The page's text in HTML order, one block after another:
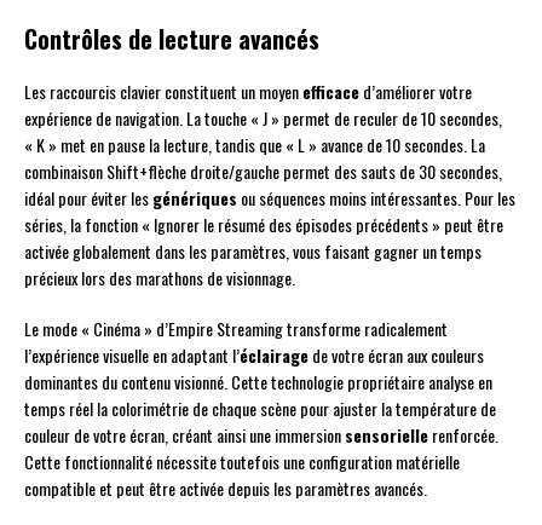
Contrôles de lecture avancés
Les raccourcis clavier constituent un moyenefficaced’améliorer votre
expérience de navigation. La touche « J » permet de reculer de 10 secondes,
« K » met en pause la lecture, tandis que « L » avance de 10 secondes. La
combinaison Shift+flèche droite/gauche permet des sauts de 30 secondes,
idéal pour éviter lesgénériques ou séquences moins intéressantes. Pour les
séries, la fonction « Ignorer le résumé des épisodes précédents » peut être
activée globalement dans les paramètres, vous faisant gagner un temps
précieux lors des marathons de visionnage.
Le mode « Cinéma » d’Empire Streaming transforme radicalement
l’expérience visuelle en adaptant l’éclairagede votre écran aux couleurs
dominantes du contenu visionné. Cette technologie propriétaire analyse en
temps réel la colorimétrie de chaque scène pour ajuster la température de
couleur de votre écran, créant ainsi une immersionsensoriellerenforcée.
Cette fonctionnalité nécessite toutefois une configuration matérielle
compatible et peut être activée depuis les paramètres avancés.